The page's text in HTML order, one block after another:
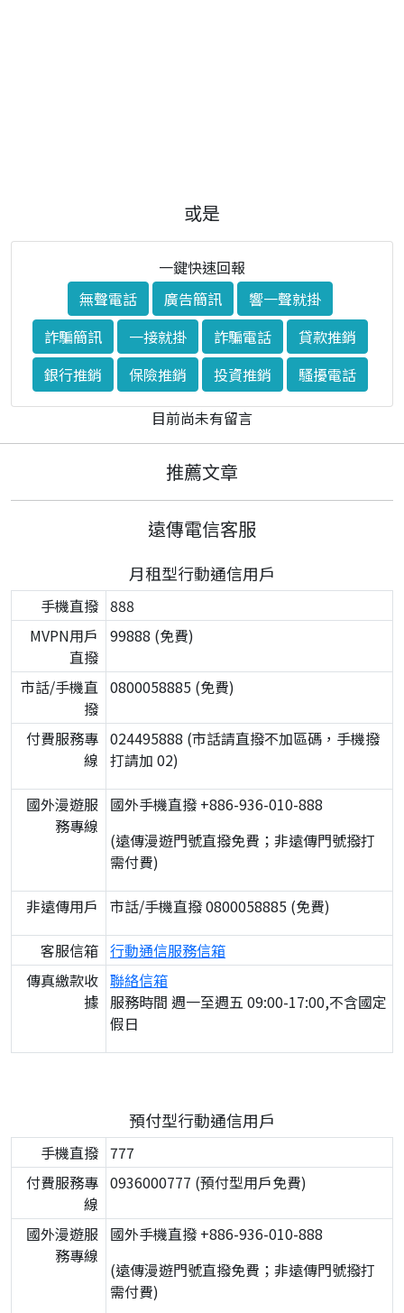
或是
一鍵快速回報
無聲電話
廣告簡訊
響一聲就掛
詐騙簡訊
一接就掛 詐騙電話
貸款推銷
銀行推銷
保險推銷 投資推銷
騷擾電話
目前尚未有留言
推薦文章
遠傳電信客服
月租型行動通信用戶
手機直撥 888
MVPN用戶
直撥
99888 (免費)
市話/手機直
撥
0800058885 (免費)
付費服務專
線
024495888 (市話請直撥不加區碼，手機撥
打請加 02)
國外漫遊服
務專線
國外手機直撥 +886-936-010-888
(遠傳漫遊門號直撥免費；非遠傳門號撥打
需付費)
非遠傳用戶 市話/手機直撥 0800058885 (免費)
客服信箱 行動通信服務信箱
傳真繳款收
據
聯絡信箱
服務時間 週一至週五 09:00-17:00,不含國定
假日
預付型行動通信用戶
手機直撥 777
付費服務專
線
0936000777 (預付型用戶免費)
國外漫遊服
務專線
國外手機直撥 +886-936-010-888
(遠傳漫遊門號直撥免費；非遠傳門號撥打
需付費)